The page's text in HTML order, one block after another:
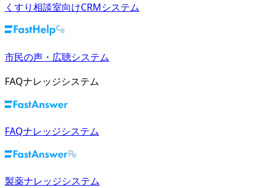
くすり相談室向けCRMシステム
市民の声・広聴システム
FAQナレッジシステム
FAQナレッジシステム
製薬ナレッジシステム